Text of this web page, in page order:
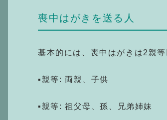
喪中はがきを送る人
基本的には、喪中はがきは2親
▪親等: 両親、子供
▪親等: 祖父母、孫、兄弟姉妹